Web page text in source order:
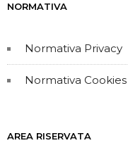
NORMATIVA
Normativa Privacy
Normativa Cookies
AREA RISERVATA